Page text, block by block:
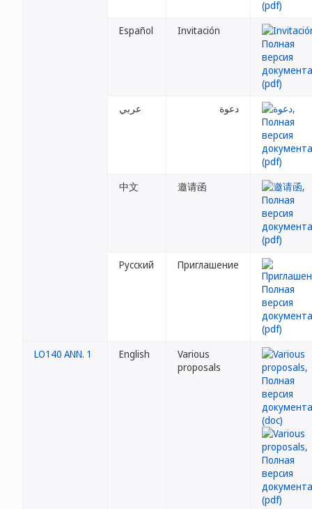
Español Invitación
عربي دعوة
中文 邀请函
Русский Приглашение
LO140 ANN. 1 English
Various
proposals